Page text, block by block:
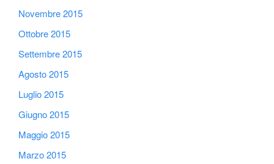
Novembre 2015
Ottobre 2015
Settembre 2015
Agosto 2015
Luglio 2015
Giugno 2015
Maggio 2015
Marzo 2015